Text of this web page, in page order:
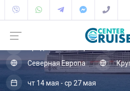
Северная Европа
чт 14 мая - ср 27 мая